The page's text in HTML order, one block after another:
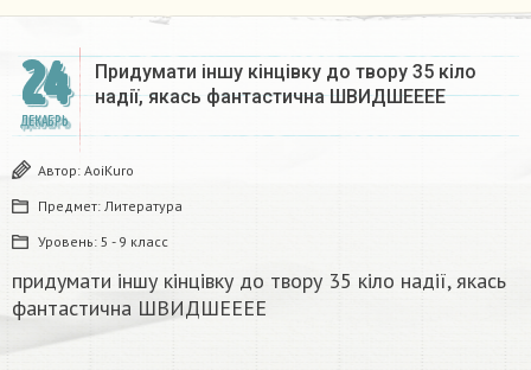
24
ДЕКАБРЬ
Придумати іншу кінцівку до твору 35 кіло
надії, якась фантастична​ ШВИДШЕЕЕЕ
Автор: AoiKuro
Предмет: Литература
Уровень: 5 - 9 класс
придумати іншу кінцівку до твору 35 кіло надії, якась
фантастична​ ШВИДШЕЕЕЕ